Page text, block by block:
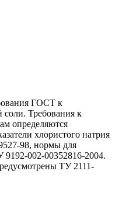
ГОСТ к
соли. Требования к
определяются
хлористого натрия
98, нормы для
002-00352816-2004.
ТУ 2111-